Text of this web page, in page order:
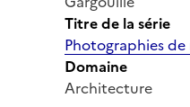
Titre de la série
Photographies
Domaine
Architecture